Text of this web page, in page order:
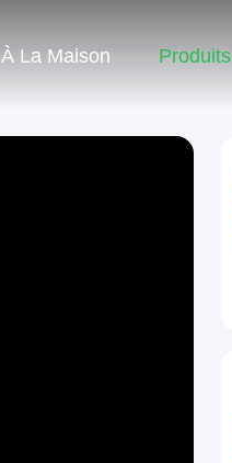
À La Maison Produits